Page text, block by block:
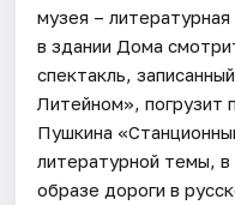
музея –
в здании Дома
спектакль,
Литейном», погрузит
Пушкина
литературной темы,
образе дороги в